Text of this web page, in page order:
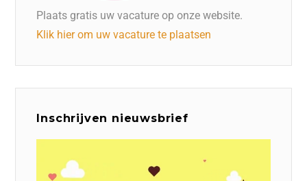
Plaats gratis uw vacature op onze website.
Klik hier om uw vacature te plaatsen
Inschrijven nieuwsbrief